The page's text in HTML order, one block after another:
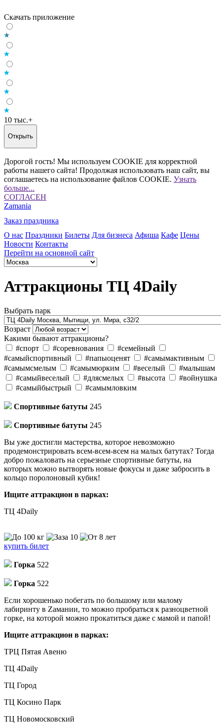
Скачать приложение
10 тыс.+
Открыть
Дорогой гость! Мы используем COOKIE для корректной
работы нашего сайта! Продолжая использовать наш сайт, вы
соглашаетесь на использование файлов COOKIE. Узнать
больше...
СОГЛАСЕН
Zamania
Заказ праздника
О нас Праздники Билеты Для бизнеса Афиша Кафе Цены
Новости Контакты
Перейти на основной сайт
Аттракционы ТЦ 4Daily
Выбрать парк
Возраст
Какими бывают аттракционы?
#спорт
#соревнования
#семейный
#самыйспортивный
#папыоценят
#самымактивным
#самымсмелым
#самымюрким #веселый
#малышам
#самыйвеселый
#длясмелых #высота
#войнушка
#самыйбыстрый
#самымловким
Спортивные батуты 245
Спортивные батуты 245
Вы уже достигли мастерства, которое невозможно
продемонстрировать всем-всем-всем на малых батутах? Тогда
добро пожаловать на серьезные спортивные батуты, на
которых можно вытворять новые фокусы и даже забросить в
кольцо поролоновый кубик!
Ищите аттракцион в парках:
ТЦ 4Daily
купить билет
Горка 522
Горка 522
Если хорошенько побегать по большому или малому
лабиринту в Zамании, то можно пробраться к разноцветной
горке, на которой можно прокатиться даже с мамой и папой!
Ищите аттракцион в парках:
ТРЦ Пятая Авеню
ТЦ 4Daily
ТЦ Город
ТЦ Косино Парк
ТЦ Новомосковский